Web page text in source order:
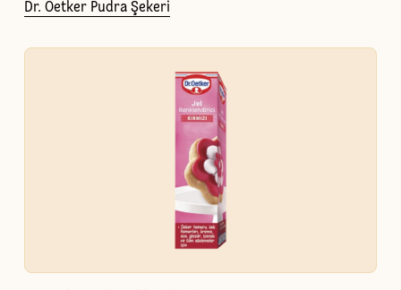
Dr. Oetker Pudra Şekeri